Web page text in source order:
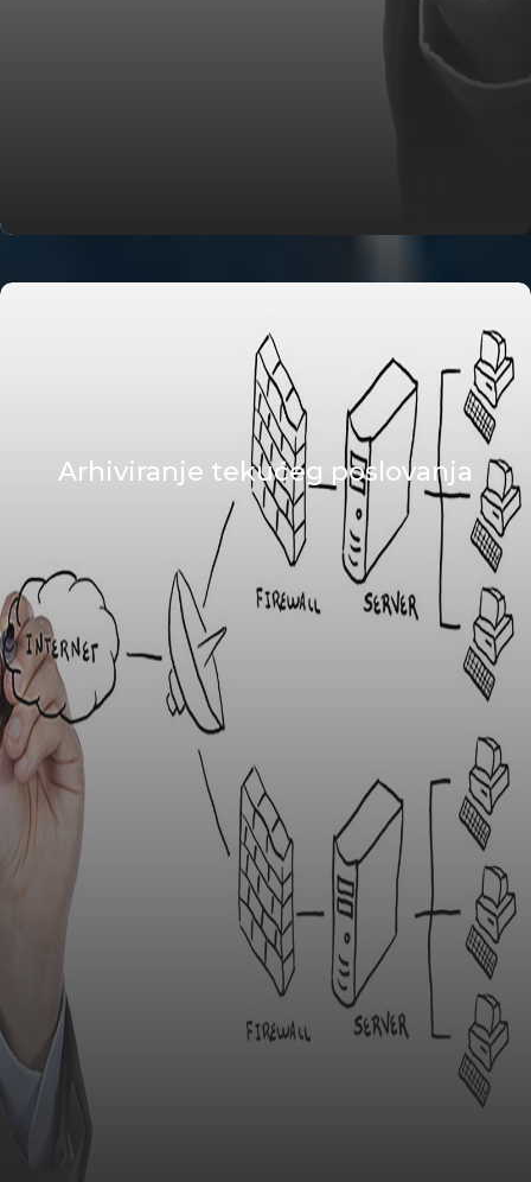
Arhiviranje tekućeg poslovanja